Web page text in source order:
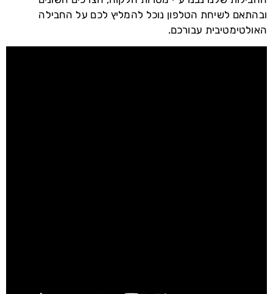
ובהתאם לשיחת הטלפון נוכל להמליץ לכם על החבילה
האולטימטיבית עבורכם.